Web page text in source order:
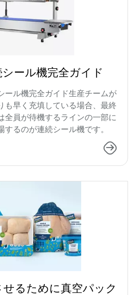
ール機完全ガイド
ール機完全ガイド生産チームが
も早く充填している場合、最終
全員が待機するラインの一部に
するのが連続シール機です。
るために真空パック